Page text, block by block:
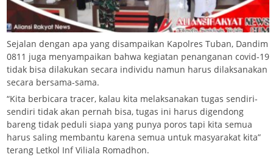
Sejalan dengan apa yang disampaikan Kapolres Tuban, Dandim
0811 juga menyampaikan bahwa kegiatan penanganan covid-19
tidak bisa dilakukan secara individu namun harus dilaksanakan
secara bersama-sama.
“Kita berbicara tracer, kalau kita melaksanakan tugas sendiri-
sendiri tidak akan pernah bisa, tugas ini harus digendong
bareng tidak peduli siapa yang punya poros tapi kita semua
harus saling membantu karena semua untuk masyarakat kita”
terang Letkol Inf Viliala Romadhon.